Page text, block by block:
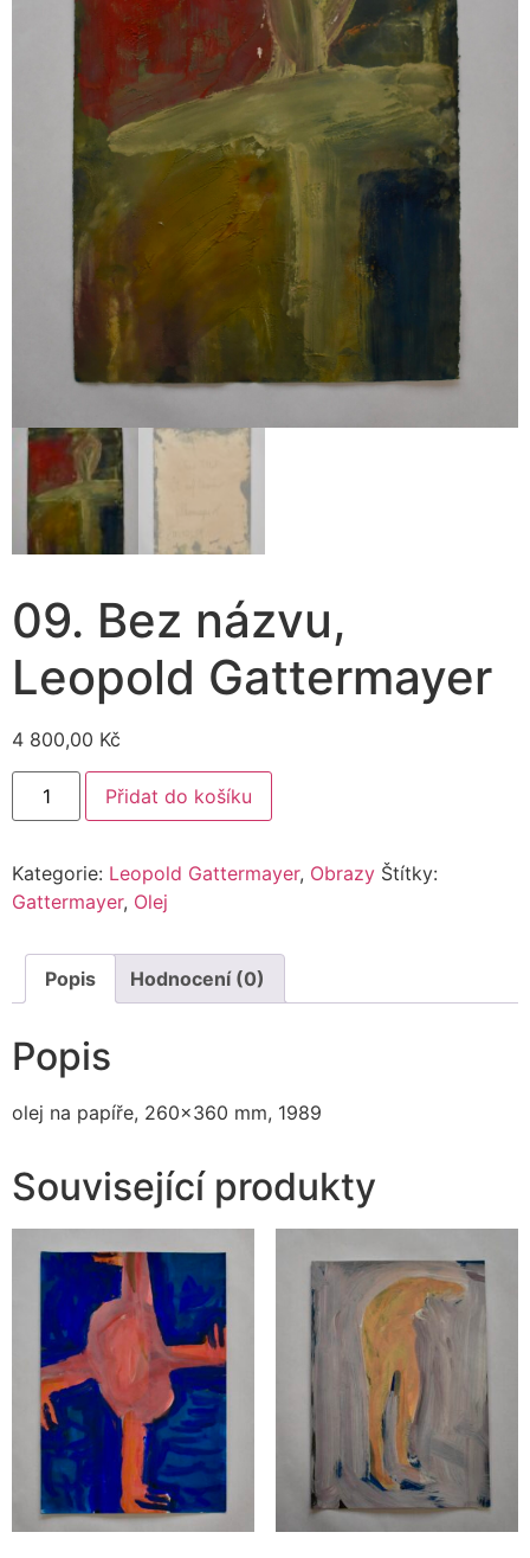
09. Bez názvu,
Leopold Gattermayer
4 800,00 Kč
Přidat do košíku
Kategorie: Leopold Gattermayer, Obrazy Štítky:
Gattermayer, Olej
Popis Hodnocení (0)
Popis
olej na papíře, 260×360 mm, 1989
Související produkty